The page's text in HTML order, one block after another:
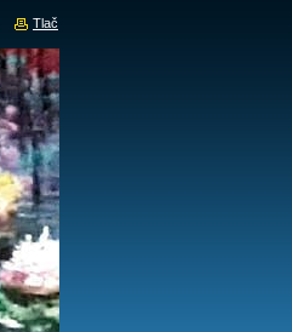
Tlač